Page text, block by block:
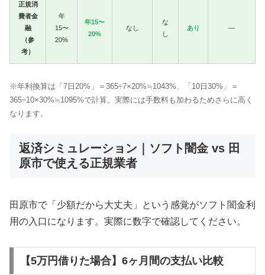
正規消
費者金
融
（参
考）
年
15〜
20%
年15〜
20%
なし
な
し
あり —
※年利換算は「7日20%」＝365÷7×20%≒1043%、「10日30%」＝
365÷10×30%≒1095%で計算。実際には手数料も加わるためさらに高く
なります。
返済シミュレーション｜ソフト闇金 vs 田
原市で使える正規業者
田原市で「少額だから大丈夫」という感覚がソフト闇金利
用の入口になります。実際に数字で確認してください。
【5万円借りた場合】6ヶ月間の支払い比較